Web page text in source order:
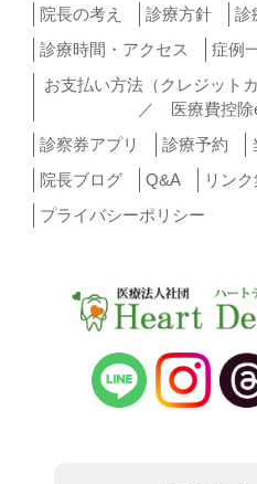
院長の考え
診療方針
診
診療時間・アクセス
症例
お支払い方法（クレジット
／ 医療費控除
診察券アプリ
診療予約
院長ブログ
Q&A
リン
プライバシーポリシー